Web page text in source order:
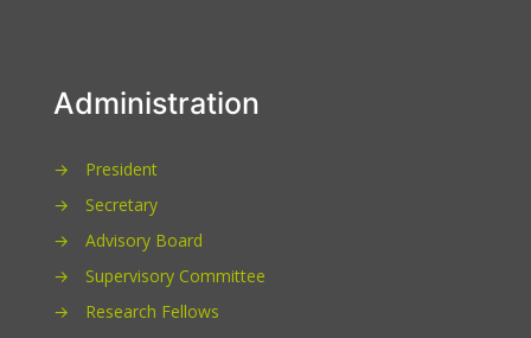
Administration
→
President
→
Secretary
→
Advisory Board
→
Supervisory Committee
→
Research Fellows